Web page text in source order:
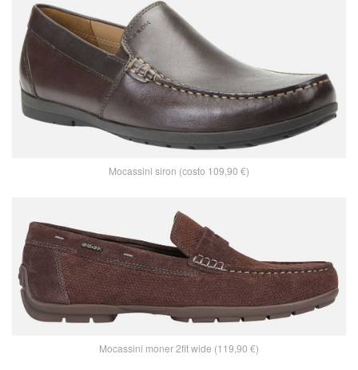
Mocassini siron (costo 109,90 €)
Mocassini moner 2fit wide (119,90 €)